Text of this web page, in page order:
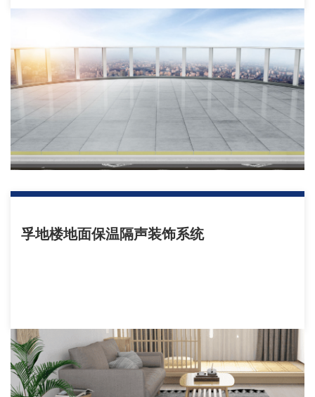
孚地楼地面保温隔声装饰系统